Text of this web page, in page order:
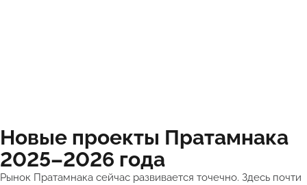
Новые проекты Пратамнака
2025–2026 года
Рынок Пратамнака сейчас развивается точечно. Здесь почти